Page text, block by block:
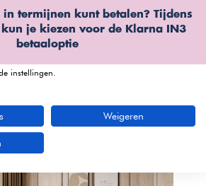
termijnen kunt betalen? Tijdens
kun je kiezen voor de Klarna IN3
betaaloptie
Bekijk productvideo
analyse van onze bezoekersgegevens, om
gepersonaliseerde inhoud te tonen en om u een
instellingen.
Weigeren